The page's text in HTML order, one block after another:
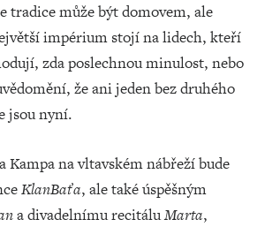
tradice může být domovem, ale
impérium stojí na lidech, kteří
zda poslechnou minulost, nebo
že ani jeden bez druhého
jsou nyní.
Kampa na vltavském nábřeží bude
KlanBaťa, ale také úspěšným
a divadelnímu recitáluMarta,